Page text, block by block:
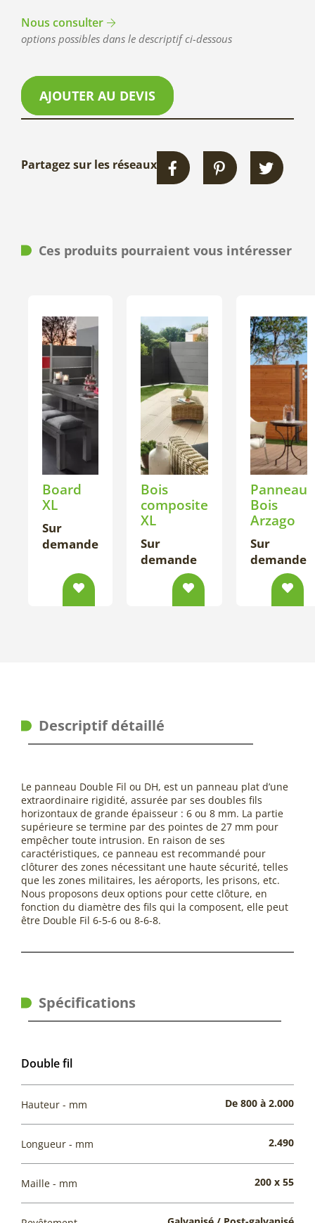
Nous consulter
options possibles dans le descriptif ci-dessous
AJOUTER AU DEVIS
Partagez sur les réseaux
Ces produits pourraient vous intéresser
Board
XL
Sur
demande
Bois
composite
XL
Sur
demande
Panneau
Bois
Arzago
Sur
demande
Descriptif détaillé
Le panneau Double Fil ou DH, est un panneau plat d’une
extraordinaire rigidité, assurée par ses doubles fils
horizontaux de grande épaisseur : 6 ou 8 mm. La partie
supérieure se termine par des pointes de 27 mm pour
empêcher toute intrusion. En raison de ses
caractéristiques, ce panneau est recommandé pour
clôturer des zones nécessitant une haute sécurité, telles
que les zones militaires, les aéroports, les prisons, etc.
Nous proposons deux options pour cette clôture, en
fonction du diamètre des fils qui la composent, elle peut
être Double Fil 6-5-6 ou 8-6-8.
Spécifications
Double fil
Hauteur - mm De 800 à 2.000
Longueur - mm 2.490
Maille - mm 200 x 55